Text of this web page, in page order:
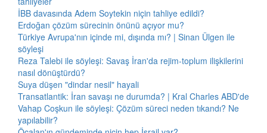
İBB davasında Adem Soytekin niçin tahliye edildi?
Erdoğan çözüm sürecinin önünü açıyor mu?
Türkiye Avrupa'nın içinde mi, dışında mı? | Sinan Ülgen ile
söyleşi
Reza Talebi ile söyleşi: Savaş İran'da rejim-toplum ilişkilerini
nasıl dönüştürdü?
Suya düşen "dindar nesil" hayali
Transatlantik: İran savaşı ne durumda? | Kral Charles ABD'de
Vahap Coşkun ile söyleşi: Çözüm süreci neden tıkandı? Ne
yapılabilir?